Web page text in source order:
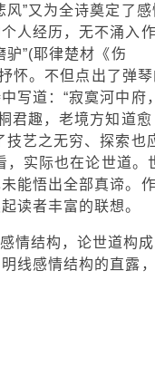
”又为全诗奠定了感
人经历，无不涌入
”(耶律楚材《伤
怀。不但点出了弹琴
写道：“寂寞河中府，
君趣，老境方知道愈
技艺之无穷、探索也
，实际也在论世道。
能悟出全部真谛。
读者丰富的联想。
情结构，论世道构成
线感情结构的直露